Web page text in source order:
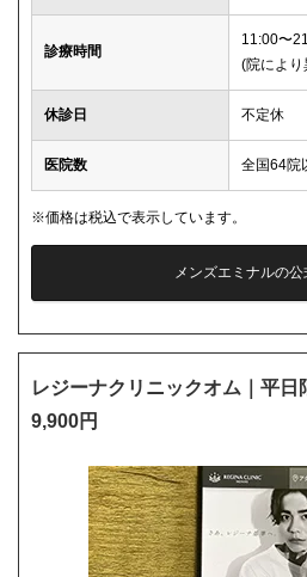
診療時間
11:00〜
(院により
休診日 不定休
医院数 全国64院
※価格は税込で表示しています。
メンズエミナルの公
レジーナクリニックオム｜平日
9,900円